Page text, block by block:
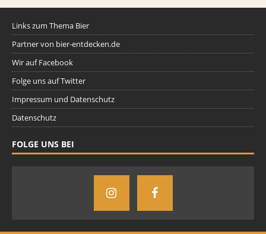
Links zum Thema Bier
Partner von bier-entdecken.de
Wir auf Facebook
Folge uns auf Twitter
Impressum und Datenschutz
Datenschutz
FOLGE UNS BEI